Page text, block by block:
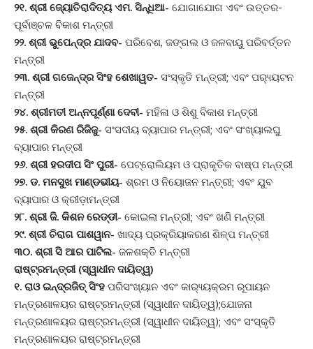
୨୧. ଶ୍ରୀ ଜ୍ୟୋତିରାଦିତ୍ୟ ଏମ. ସିନ୍ଧିଆ- ଯୋଗାଯୋଗ ଏବଂ ଉତ୍ତର-
ପୂର୍ବାଞ୍ଚଳ ବିକାଶ ମନ୍ତ୍ରୀ
୨୨. ଶ୍ରୀ ଭୁପେନ୍ଦ୍ର ଯାଦବ- ପରିବେଶ, ଜଙ୍ଗଲ ଓ ଜଳବାୟୁ ପରିବର୍ତ୍ତନ
ମନ୍ତ୍ରୀ
୨୩. ଶ୍ରୀ ଗଜେନ୍ଦ୍ର ସିଂହ ଶେଖାୱତ- ସଂସ୍କୃତି ମନ୍ତ୍ରୀ; ଏବଂ ପର‌୍ୟ୍ୟଟନ
ମନ୍ତ୍ରୀ
୨୪. ଶ୍ରୀମତୀ ଅନ୍ନପୂର୍ଣ୍ଣା ଦେବୀ- ମହିଳା ଓ ଶିଶୁ ବିକାଶ ମନ୍ତ୍ରୀ
୨୫. ଶ୍ରୀ କିରଣ ରିଜିଜୁ- ସଂସଦୀୟ ବ୍ୟାପାର ମନ୍ତ୍ରୀ; ଏବଂ ସଂଖ୍ୟାଲଘୁ
ବ୍ୟାପାର ମନ୍ତ୍ରୀ
୨୬. ଶ୍ରୀ ହରଦୀପ ସିଂ ପୁରୀ- ପେଟ୍ରୋଲିୟମ ଓ ପ୍ରାକୃତିକ ବାଷ୍ପ ମନ୍ତ୍ରୀ
୨୭. ଡ. ମନସୁଖ ମାଣ୍ଡଭୀୟ- ଶ୍ରମ ଓ ନିୟୋଜନ ମନ୍ତ୍ରୀ; ଏବଂ ଯୁବ
ବ୍ୟାପାର ଓ କ୍ରୀଡ଼ାମନ୍ତ୍ରୀ
୨୮. ଶ୍ରୀ ଜି. କିଶନ ରେଡ୍ଡୀ- କୋଇଲା ମନ୍ତ୍ରୀ; ଏବଂ ଖଣି ମନ୍ତ୍ରୀ
୨୯. ଶ୍ରୀ ଚିରାଗ ପାଶୱାନ- ଖାଦ୍ୟ ପ୍ରକ୍ରିୟାକରଣ ଶିଳ୍ପ ମନ୍ତ୍ରୀ
୩୦. ଶ୍ରୀ ସି ଆର ପାଟିଲ- ଜଳଶକ୍ତି ମନ୍ତ୍ରୀ
ରାଷ୍ଟ୍ରମନ୍ତ୍ରୀ (ସ୍ୱାଧୀନ ଦାୟିତ୍ୱ)
୧. ରାଓ ଇନ୍ଦ୍ରଜିତ୍ ସିଂହ ପରିସଂଖ୍ୟାନ ଏବଂ କାର‌୍ୟ୍ୟକ୍ରମ ରୂପାୟନ
ମନ୍ତ୍ରଣାଳୟର ରାଷ୍ଟ୍ରମନ୍ତ୍ରୀ (ସ୍ୱାଧୀନ ଦାୟିତ୍ୱ);ଯୋଜନା
ମନ୍ତ୍ରଣାଳୟର ରାଷ୍ଟ୍ରମନ୍ତ୍ରୀ (ସ୍ୱାଧୀନ ଦାୟିତ୍ୱ); ଏବଂ ସଂସ୍କୃତି
ମନ୍ତ୍ରଣାଳୟର ରାଷ୍ଟ୍ରମନ୍ତ୍ରୀ